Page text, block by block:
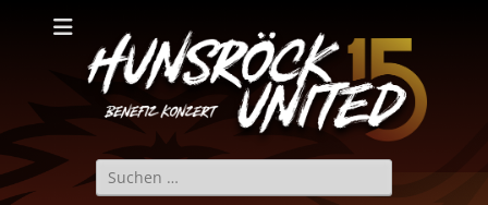
Hunsröck United
Hunsröck United 2025
Suche
nach: